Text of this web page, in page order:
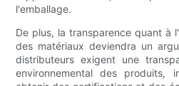
l'emballage.
De plus, la transparence quant à
des matériaux deviendra un
distributeurs exigent une
environnemental des produits,